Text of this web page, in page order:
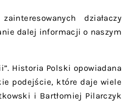
działaczy
dalej informacji o naszym
Historia Polski opowiadana
podejście, które daje wiele
i Bartłomiej Pilarczyk